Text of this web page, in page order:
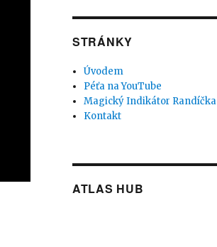
STRÁNKY
Úvodem
Péťa na YouTube
Magický Indikátor Randíčka
Kontakt
ATLAS HUB